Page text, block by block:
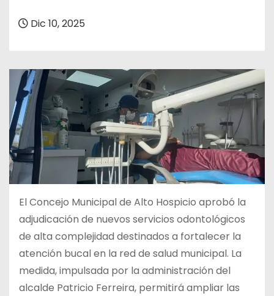
Dic 10, 2025
El Concejo Municipal de Alto Hospicio aprobó la
adjudicación de nuevos servicios odontológicos
de alta complejidad destinados a fortalecer la
atención bucal en la red de salud municipal. La
medida, impulsada por la administración del
alcalde Patricio Ferreira, permitirá ampliar las